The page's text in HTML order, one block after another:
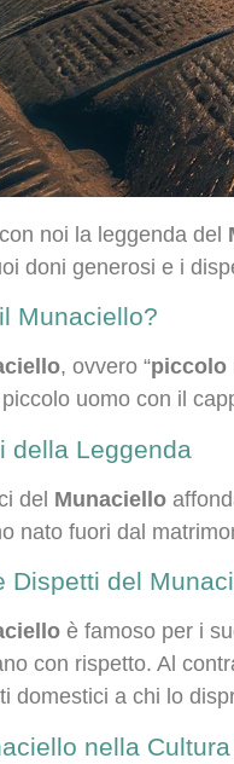
noi la leggenda del
doni generosi e i
Munaciello?
, ovvero “piccolo
uomo con il
della Leggenda
del Munaciello
nato fuori dal
Dispetti del
è famoso per i
con rispetto. Al
domestici a chi lo
nella